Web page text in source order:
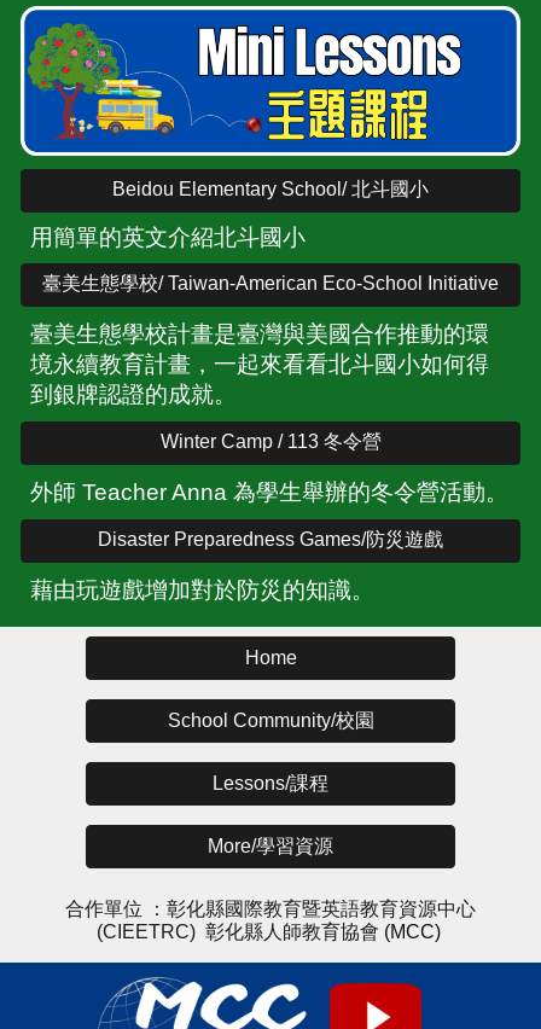
Beidou Elementary School/ 北斗國小
用簡單的英文介紹北斗國小
臺美生態學校/ Taiwan-American Eco-School Initiative
臺美生態學校計畫是臺灣與美國合作推動的環
境永續教育計畫，一起來看看北斗國小如何得
到銀牌認證的成就。
Winter Camp / 113 冬令營
外師 Teacher Anna 為學生舉辦的冬令營活動。
Disaster Preparedness Games/防災遊戲
藉由玩遊戲增加對於防災的知識。
Home
School Community/校園
Lessons/課程
More/學習資源
合作單位 ： 彰化縣國際教育暨英語教育資源中心
(CIEETRC) 彰化縣人師教育協會 (MCC)